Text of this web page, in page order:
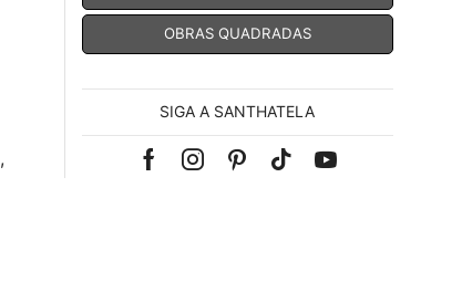
,
OBRAS QUADRADAS
SIGA A SANTHATELA
FacebookInstagramPinterest
Tik-Youtube